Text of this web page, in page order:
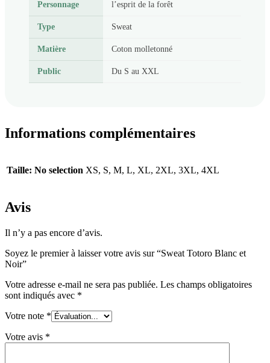
Personnage l’esprit de la forêt
Type Sweat
Matière Coton molletonné
Public Du S au XXL
Informations complémentaires
Taille: No selection XS, S, M, L, XL, 2XL, 3XL, 4XL
Avis
Il n’y a pas encore d’avis.
Soyez le premier à laisser votre avis sur “Sweat Totoro Blanc et
Noir”
Votre adresse e-mail ne sera pas publiée. Les champs obligatoires
sont indiqués avec *
Votre note *
Votre avis *